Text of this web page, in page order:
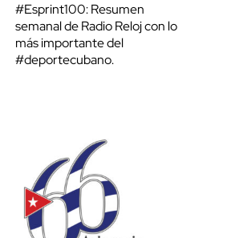
#Esprint100: Resumen
semanal de Radio Reloj con lo
más importante del
#deportecubano.